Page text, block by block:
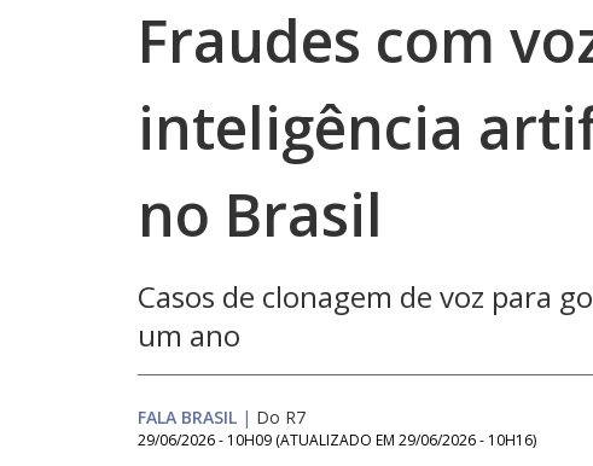
Fraudes com
inteligência
no Brasil
Casos de clonagem de voz para
um ano
FALA BRASIL | Do R7
29/06/2026 - 10H09 (ATUALIZADO EM 29/06/2026 - 10H16)